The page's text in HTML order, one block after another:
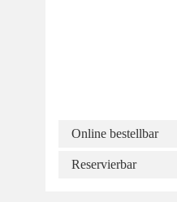
Online bestellbar
Reservierbar